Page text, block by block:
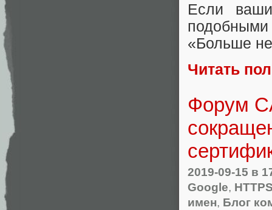
Если
«Больше
Читать
Форум
2019-09-15 в
Google,
имен, Блог